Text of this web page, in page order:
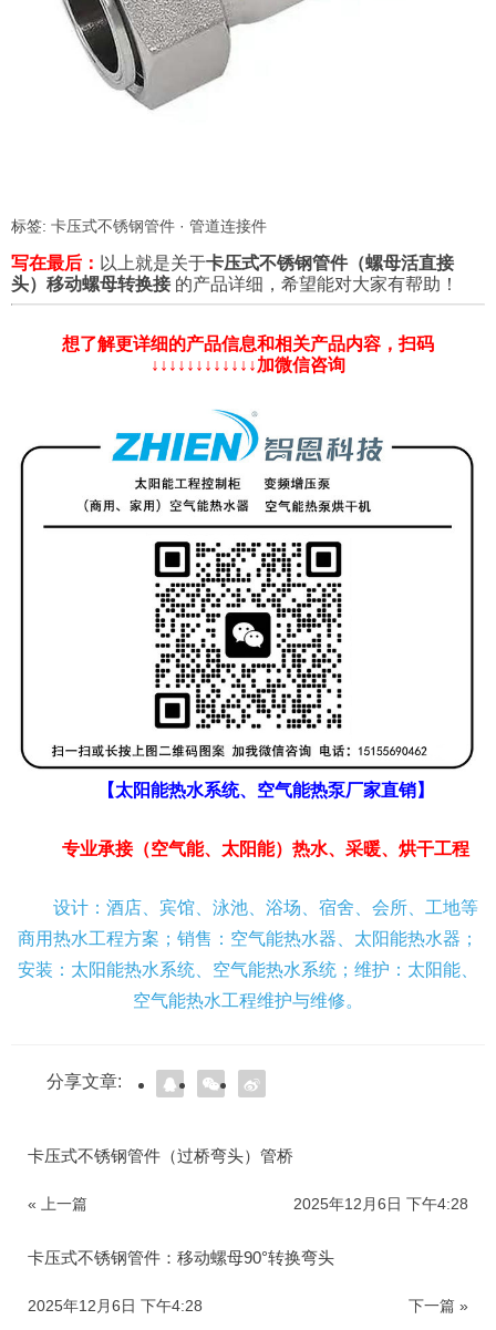
标签: 卡压式不锈钢管件 · 管道连接件
写在最后： 以上就是关于卡压式不锈钢管件（螺母活直接
头）移动螺母转换接的产品详细，希望能对大家有帮助！
想了解更详细的产品信息和相关产品内容，扫码
↓↓↓↓↓↓↓↓↓↓↓↓加微信咨询
【太阳能热水系统、空气能热泵厂家直销】
专业承接（空气能、太阳能）热水、采暖、烘干工程
设计：酒店、宾馆、泳池、浴场、宿舍、会所、工地等
商用热水工程方案；销售：空气能热水器、太阳能热水器；
安装：太阳能热水系统、空气能热水系统；维护：太阳能、
空气能热水工程维护与维修。
分享文章:
卡压式不锈钢管件（过桥弯头）管桥
« 上一篇 2025年12月6日 下午4:28
卡压式不锈钢管件：移动螺母90°转换弯头
下一篇 »
2025年12月6日 下午4:28